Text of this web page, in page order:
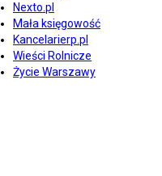
Nexto.pl
Mała księgowość
Kancelarierp.pl
Wieści Rolnicze
Życie Warszawy